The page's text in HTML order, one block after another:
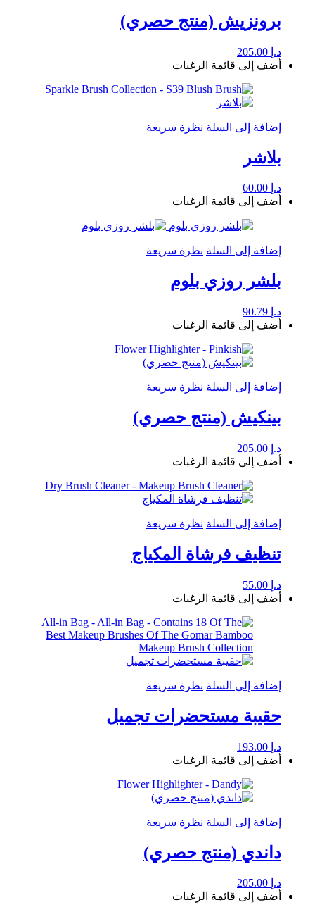
برونزيش (منتج حصري)
د.إ
أضف إلى قائمة الرغبات
إضافة إلى السلة نظرة سريعة
بلاشر
د.إ
أضف إلى قائمة الرغبات
إضافة إلى السلة نظرة سريعة
بلشر روزي بلوم
د.إ
أضف إلى قائمة الرغبات
إضافة إلى السلة نظرة سريعة
بينكيش (منتج حصري)
د.إ
أضف إلى قائمة الرغبات
إضافة إلى السلة نظرة سريعة
تنظيف فرشاة المكياج
د.إ
أضف إلى قائمة الرغبات
إضافة إلى السلة نظرة سريعة
حقيبة مستحضرات تجميل
د.إ
أضف إلى قائمة الرغبات
إضافة إلى السلة نظرة سريعة
داندي (منتج حصري)
د.إ
أضف إلى قائمة الرغبات